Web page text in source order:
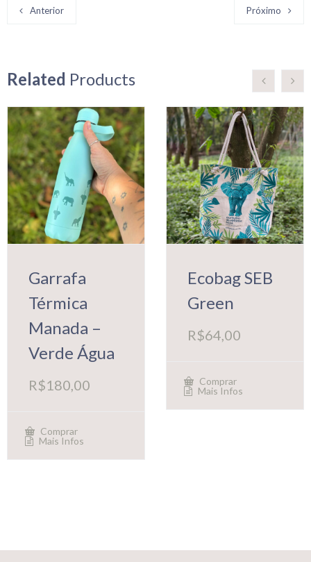
Anterior Próximo
Related Products
Garrafa
Térmica
Manada –
Verde Água
R$180,00
Comprar
Mais Infos
Ecobag SEB
Green
R$64,00
Comprar
Mais Infos